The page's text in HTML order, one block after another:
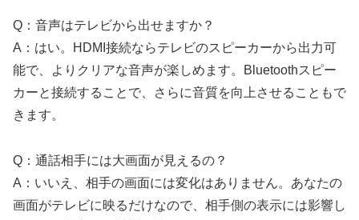
Q：音声はテレビから出せますか？
A：はい。HDMI接続ならテレビのスピーカーから出力可
能で、よりクリアな音声が楽しめます。Bluetoothスピー
カーと接続することで、さらに音質を向上させることもで
きます。
Q：通話相手には大画面が見えるの？
A：いいえ、相手の画面には変化はありません。あなたの
画面がテレビに映るだけなので、相手側の表示には影響し